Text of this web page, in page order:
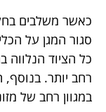
כאשר משלבים
סגור המגן על
כל הציוד
רחב יותר.
במגוון רחב של